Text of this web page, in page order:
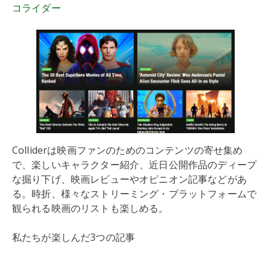
コライダー
Colliderは映画ファンのためのコンテンツの寄せ集め
で、楽しいキャラクター紹介、近日公開作品のディープ
な掘り下げ、映画レビューやオピニオン記事などがあ
る。時折、様々なストリーミング・プラットフォームで
観られる映画のリストも楽しめる。
私たちが楽しんだ3つの記事